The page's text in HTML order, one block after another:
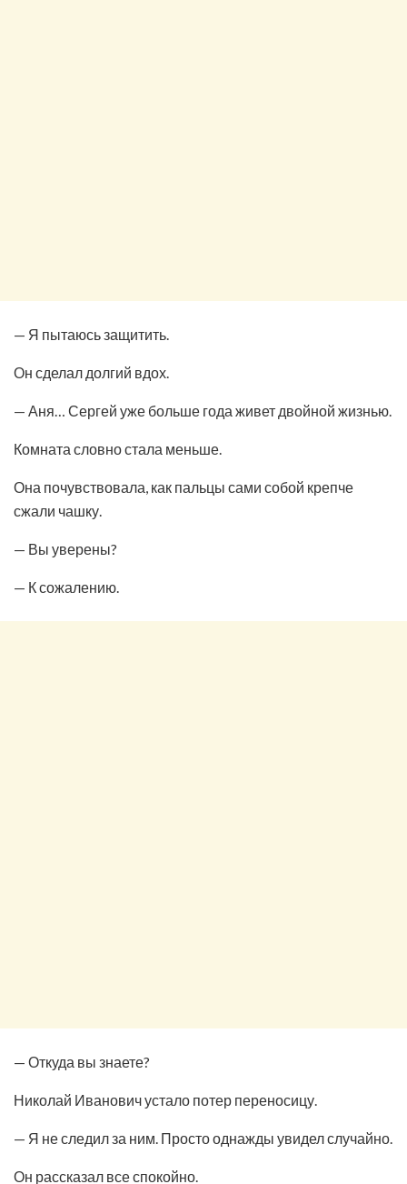
— Я пытаюсь защитить.
Он сделал долгий вдох.
— Аня… Сергей уже больше года живет двойной жизнью.
Комната словно стала меньше.
Она почувствовала, как пальцы сами собой крепче
сжали чашку.
— Вы уверены?
— К сожалению.
— Откуда вы знаете?
Николай Иванович устало потер переносицу.
— Я не следил за ним. Просто однажды увидел случайно.
Он рассказал все спокойно.